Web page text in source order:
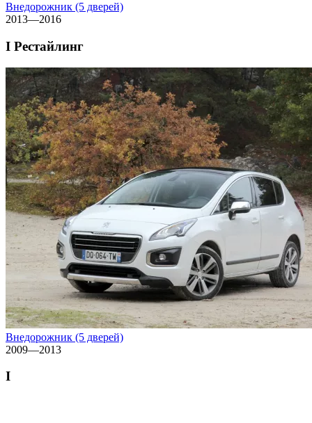
Внедорожник (5 дверей)
2013—2016
I Рестайлинг
Внедорожник (5 дверей)
2009—2013
I